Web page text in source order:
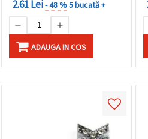
2.61 Lei- 48 %5 bucată +
ADAUGA IN COS